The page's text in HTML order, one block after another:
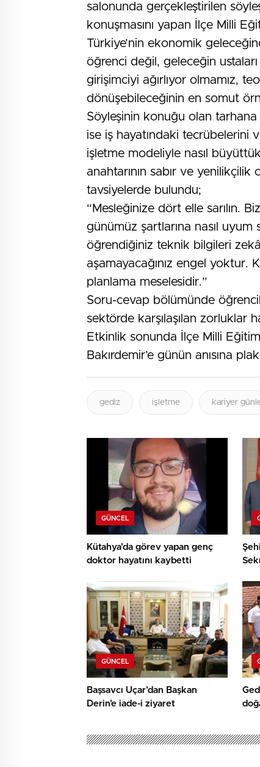
salonunda gerçekleştirilen
konuşmasını yapan İlçe Milli
Türkiye’nin ekonomik
öğrenci değil, geleceğin ustaları
girişimciyi ağırlıyor olmamız,
dönüşebileceğinin en somut
Söyleşinin konuğu olan
ise iş hayatındaki
işletme modeliyle nasıl
anahtarının sabır ve
tavsiyelerde bulundu;
“Mesleğinize dört elle sarılın.
günümüz şartlarına nasıl
öğrendiğiniz teknik bilgileri
aşamayacağınız engel yoktur.
planlama meselesidir.”
Soru-cevap bölümünde
sektörde karşılaşılan zorluklar
Etkinlik sonunda İlçe Milli
Bakırdemir’e günün anısına
gediz işletme kariyer
GÜNCEL
Kütahya’da görev yapan genç
doktor hayatını kaybetti
GÜNCEL
Başsavcı Uçar’dan Başkan
Derin’e iade-i ziyaret